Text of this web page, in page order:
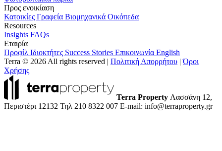
Προς ενοικίαση
Κατοικίες Γραφεία Βιομηχανικά Οικόπεδα
Resources
Insights FAQs
Εταιρία
Προφίλ Ιδιοκτήτες Success Stories Επικοινωνία English
Terra © 2026 All rights reserved | Πολιτική Απορρήτου |Όροι
Χρήσης
Terra Property Λασσάνη 12,
Περιστέρι 12132 Τηλ 210 8322 007 E-mail: info@terraproperty.gr